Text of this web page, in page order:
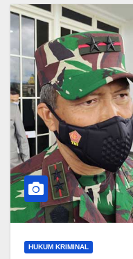
HUKUM KRIMINAL